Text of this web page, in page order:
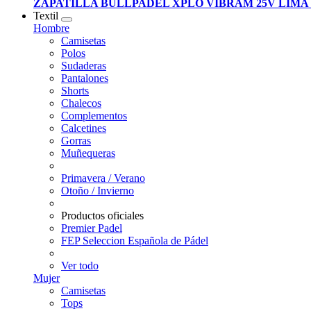
ZAPATILLA BULLPADEL XPLO VIBRAM 25V LIMA
Textil
Hombre
Camisetas
Polos
Sudaderas
Pantalones
Shorts
Chalecos
Complementos
Calcetines
Gorras
Muñequeras
Primavera / Verano
Otoño / Invierno
Productos oficiales
Premier Padel
FEP Seleccion Española de Pádel
Ver todo
Mujer
Camisetas
Tops